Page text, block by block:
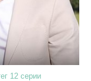
12 серии